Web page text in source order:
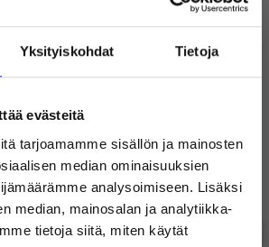
Yksityiskohdat Tietoja
evästeitä
tarjoamamme sisällön ja mainosten
median ominaisuuksien
analysoimiseen. Lisäksi
median, mainosalan ja analytiikka-
tietoja siitä, miten käytät
laitteet ovat ja mistä ne tulevat?
toimii?
Microsoft Windows 11 Professional
0
49